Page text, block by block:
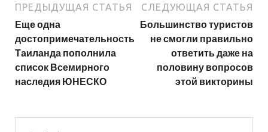
ПРЕДЫДУЩАЯ СТАТЬЯ
Еще одна
достопримечательность
Таиланда пополнила
список Всемирного
наследия ЮНЕСКО
СЛЕДУЮЩАЯ СТАТЬЯ
Большинство туристов
не смогли правильно
ответить даже на
половину вопросов
этой викторины